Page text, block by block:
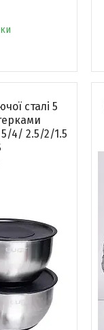
сталі 5
4/ 2.5/2/1.5